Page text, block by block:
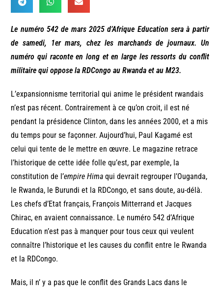
Le numéro 542 de mars 2025 d’Afrique Education sera à partir
de samedi, 1er mars, chez les marchands de journaux. Un
numéro qui raconte en long et en large les ressorts du conflit
militaire qui oppose la RDCongo au Rwanda et au M23.
L’expansionnisme territorial qui anime le président rwandais
n’est pas récent. Contrairement à ce qu’on croit, il est né
pendant la présidence Clinton, dans les années 2000, et a mis
du temps pour se façonner. Aujourd’hui, Paul Kagamé est
celui qui tente de le mettre en œuvre. Le magazine retrace
l’historique de cette idée folle qu’est, par exemple, la
constitution de l’empire Hima qui devrait regrouper l’Ouganda,
le Rwanda, le Burundi et la RDCongo, et sans doute, au-délà.
Les chefs d’Etat français, François Mitterrand et Jacques
Chirac, en avaient connaissance. Le numéro 542 d’Afrique
Education n’est pas à manquer pour tous ceux qui veulent
connaître l’historique et les causes du conflit entre le Rwanda
et la RDCongo.
Mais, il n’ y a pas que le conflit des Grands Lacs dans le